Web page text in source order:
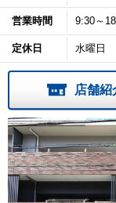
営業時間 9:30～
定休日 水曜日
店舗紹